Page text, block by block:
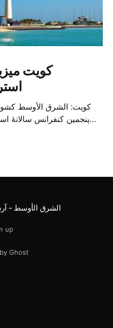
کویت
کویت: الشرق الأوسط
پنجمین کنفرانس سالانهٔ
متخصص از شرکت‌های
الشرق الأوسط -
up
Ghost